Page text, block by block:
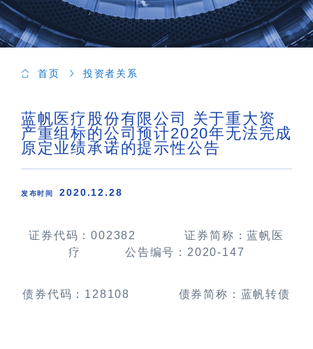
首页 投资者关系
蓝帆医疗股份有限公司 关于重大资
产重组标的公司预计2020年无法完成
原定业绩承诺的提示性公告
发布时间 2020.12.28
证券代码：002382
证券简称：蓝帆医
疗
公告编号： 2020-147
债券代码： 128108 债券简称：蓝帆转债